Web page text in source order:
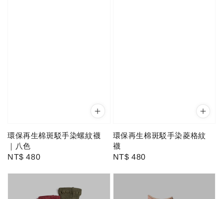
環保再生棉斑駁手染螺紋襪
｜八色
Regular
NT$ 480
環保再生棉斑駁手染菱格紋
襪
Regular
NT$ 480